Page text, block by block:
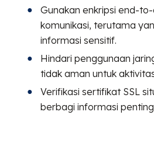
Gunakan enkripsi end-
komunikasi, terutama
informasi sensitif.
Hindari penggunaan
tidak aman untuk
Verifikasi sertifikat SSL
berbagi informasi